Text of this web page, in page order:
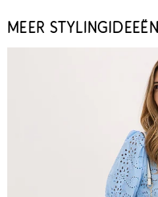
MEER STYLINGIDEEËN